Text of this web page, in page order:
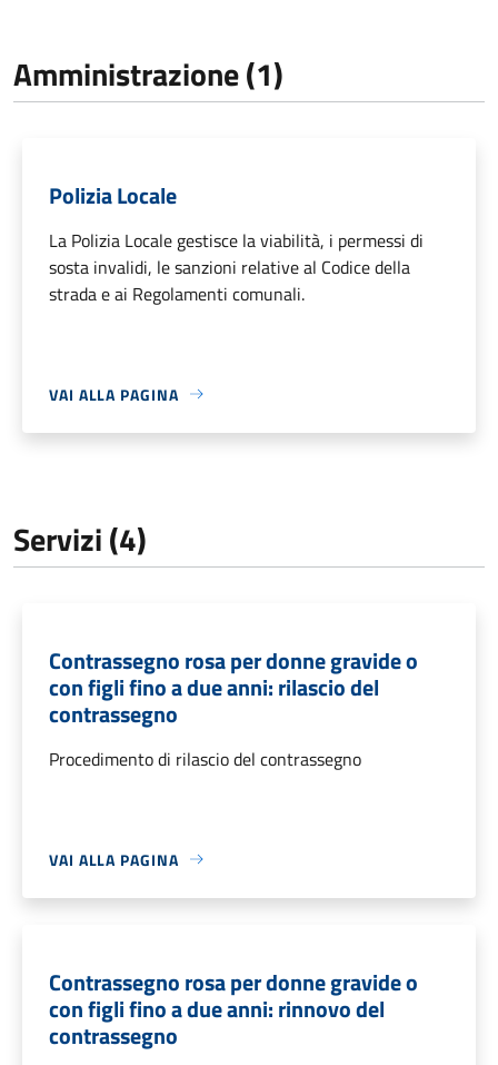
Amministrazione (1)
Polizia Locale
La Polizia Locale gestisce la viabilità, i permessi di
sosta invalidi, le sanzioni relative al Codice della
strada e ai Regolamenti comunali.
VAI ALLA PAGINA
Servizi (4)
Contrassegno rosa per donne gravide o
con figli fino a due anni: rilascio del
contrassegno
Procedimento di rilascio del contrassegno
VAI ALLA PAGINA
Contrassegno rosa per donne gravide o
con figli fino a due anni: rinnovo del
contrassegno